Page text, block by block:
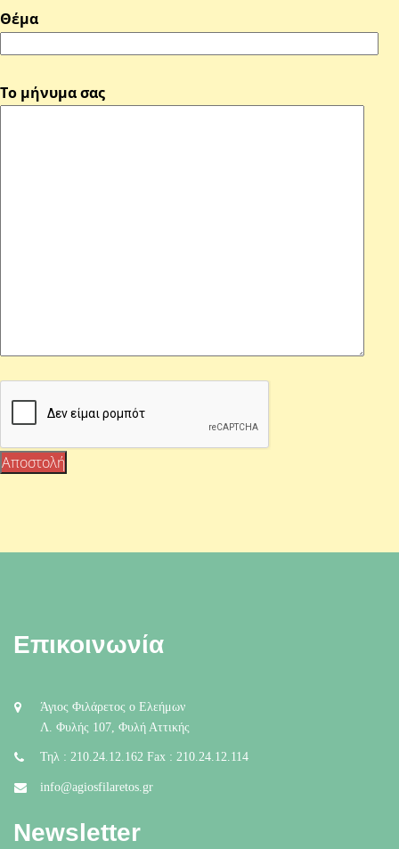
Θέμα
Το μήνυμα σας
Επικοινωνία
Άγιος Φιλάρετος ο Ελεήμων
Λ. Φυλής 107, Φυλή Αττικής
Τηλ : 210.24.12.162 Fax : 210.24.12.114
info@agiosfilaretos.gr
Newsletter